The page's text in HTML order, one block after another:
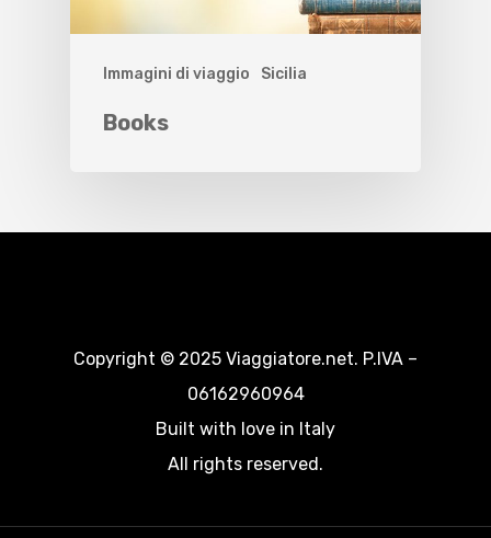
Immagini di viaggio Sicilia
Books
Copyright © 2025 Viaggiatore.net. P.IVA –
06162960964
Built with love in Italy
All rights reserved.